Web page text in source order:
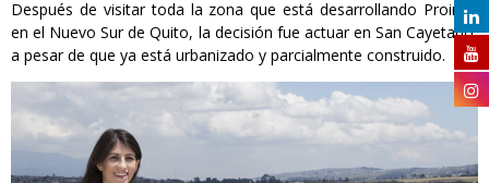
Después de visitar toda la zona que está desarrollando Proinco
en el Nuevo Sur de Quito, la decisión fue actuar en San Cayetano,
a pesar de que ya está urbanizado y parcialmente construido.